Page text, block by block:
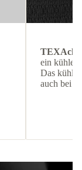
ein
Das kühl
auch bei